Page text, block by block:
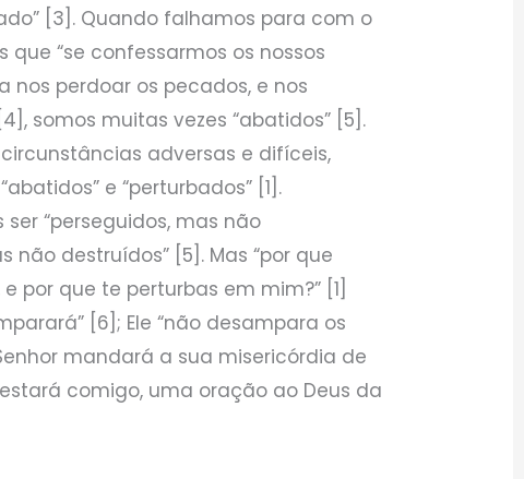
[3]. Quando falhamos para com o
que “se confessarmos os nossos
nos perdoar os pecados, e nos
somos muitas vezes “abatidos” [5].
adversas e difíceis,
e “perturbados” [1].
“perseguidos, mas não
destruídos” [5]. Mas “por que
por que te perturbas em mim?” [1]
[6]; Ele “não desampara os
mandará a sua misericórdia de
comigo, uma oração ao Deus da